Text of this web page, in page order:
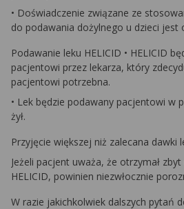
• Doświadczenie związane ze
do podawania dożylnego u dzieci jest
Podawanie leku HELICID • HELICID
pacjentowi przez lekarza, który
pacjentowi potrzebna.
• Lek będzie podawany pacjentowi w
żył.
Przyjęcie większej niż zalecana dawki
Jeżeli pacjent uważa, że otrzymał
HELICID, powinien niezwłocznie
W razie jakichkolwiek dalszych pytań